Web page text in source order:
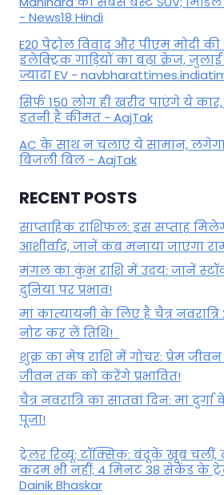
- News18 Hindi
E20 पेट्रोल विवाद और पीएम मोदी
इलेक्ट्रिक गाड़ियों का बढ़ा क्रेज,
ज्यादा EV -
सिर्फ 150 लोग ही खरीद पाएंगे ये
इतनी है कीमत - AajTak
AC के साथ न चलाएं ये सामान, लगेगा
बिजली बिल - AajTak
RECENT POSTS
साप्ताहिक राशिफल: इस सप्ताह
आशीर्वाद, जानें कब मनाया जाएगा
मंगल का कुंभ राशि में उदय: जानें
दुनिया पर प्रभाव!
मां कात्‍यायनी के लिए है चैत्र
नोट कर लें तिथि!
शुक्र का मेष राशि में गोचर: प्रेम
जीवन तक को करेंगे प्रभावित!
चैत्र नवरात्रि का सातवां दिन: मां
पूजा!
ट्रेलर रिव्यू: टॉक्सिक: बंदूकें खूब
कदम भी नहीं; 4 मिनट 38 सेकेंड के
Dainik Bhaskar